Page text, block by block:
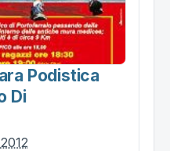
Podistica
Di